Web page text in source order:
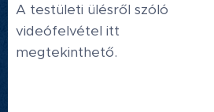
A testületi ülésről szóló
videófelvétel itt
megtekinthető.